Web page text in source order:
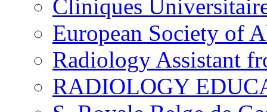
Cliniques
European Society of
Radiology Assistant
RADIOLOGY